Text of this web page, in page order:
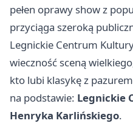
pełen oprawy show z
przyciąga szeroką
Legnickie Centrum
wieczność sceną
kto lubi klasykę z
na podstawie: Legnickie
Henryka Karlińskiego.